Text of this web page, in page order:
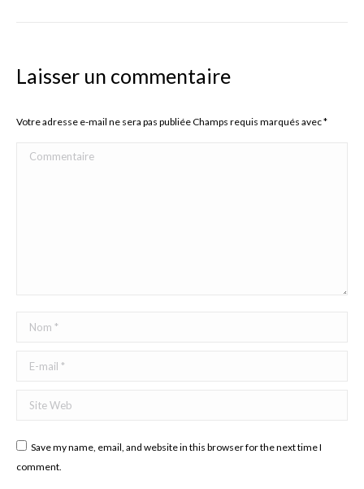
Laisser un commentaire
Votre adresse e-mail ne sera pas publiée Champs requis marqués avec*
Commentaire
Nom *
E-mail *
Site Web
Save my name, email, and website in this browser for the next time I
comment.